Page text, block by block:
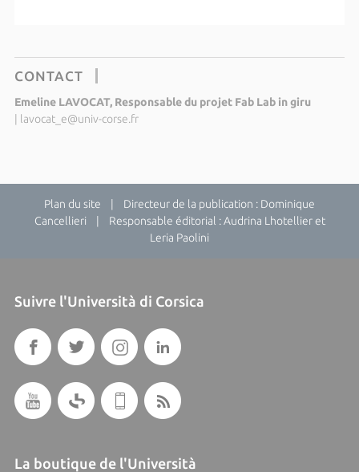
CONTACT
Emeline LAVOCAT, Responsable du projet Fab Lab in giru
lavocat_e@univ-corse.fr
Plan du site | Directeur de la publication : Dominique
Cancellieri | Responsable éditorial : Audrina Lhotellier et
Leria Paolini
Suivre l'Università di Corsica
La boutique de l'Università